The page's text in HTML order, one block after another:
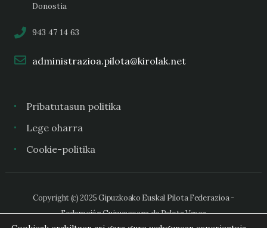
Donostia
943 47 14 63
administrazioa.pilota@kirolak.net
Pribatutasun politika
Lege oharra
Cookie-politika
Copyright (c) 2025 Gipuzkoako Euskal Pilota Federazioa -
Federación Guipuzcoana de Pelota Vasca